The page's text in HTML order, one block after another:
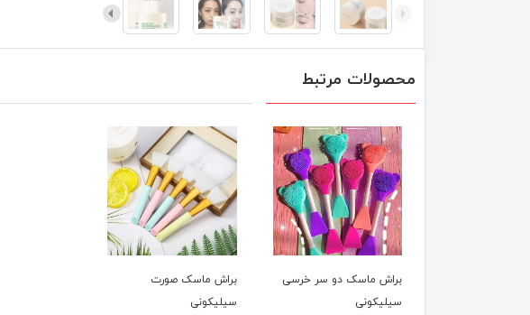
محصولات مرتبط
براش ماسک دو سر خرسی
سیلیکونی
براش ماسک صورت
سیلیکونی